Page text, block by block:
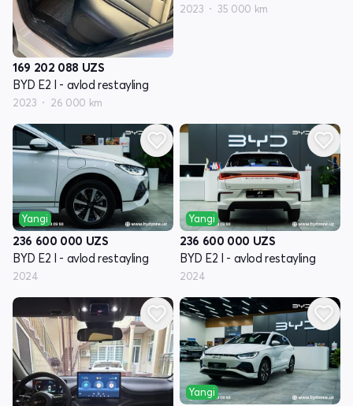
169 202 088 UZS
BYD E2 I - avlod restayling
2023 26 000 km
2023 35 000 km
Yangi
236 600 000 UZS
BYD E2 I - avlod restayling
2024
Yangi
236 600 000 UZS
BYD E2 I - avlod restayling
2024
Yangi